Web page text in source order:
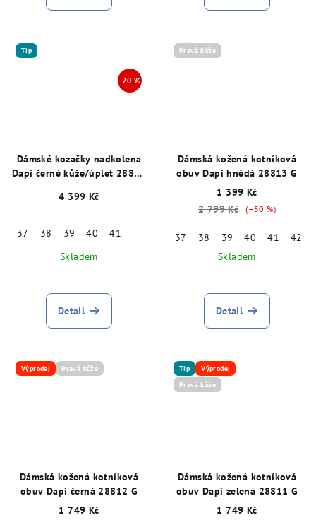
Tip
Dámské kozačky nadkolena
Dapi černé kůže/úplet 28821
4 399 Kč
37 38 39 40
41
Skladem
Detail
Pravá kůže
Dámská kožená kotníková
obuv Dapi hnědá 28813 G
1 399 Kč
2 799 Kč
(–50 %)
37 38 39 40 41
42
Skladem
Detail
Výprodej Pravá kůže
Dámská kožená kotníková
obuv Dapi černá 28812 G
1 749 Kč
Tip
Výprodej
Pravá kůže
Dámská kožená kotníková
obuv Dapi zelená 28811 G
1 749 Kč